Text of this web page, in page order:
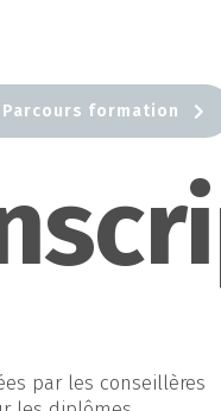
Parcours formation
par les conseillères